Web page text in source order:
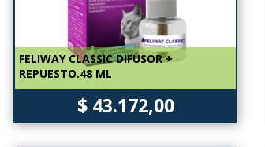
FELIWAY CLASSIC DIFUSOR +
REPUESTO.48 ML
$ 43.172,00